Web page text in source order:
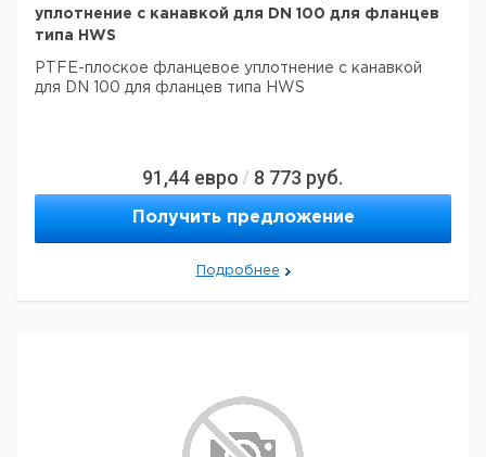
уплотнение с канавкой для DN 100 для фланцев
типа HWS
PTFE-плоское фланцевое уплотнение с канавкой
для DN 100 для фланцев типа HWS
91,44 евро / 8 773 руб.
Получить предложение
Подробнее